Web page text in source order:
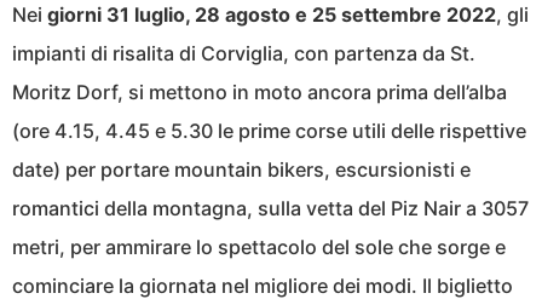
Nei giorni 31 luglio, 28 agosto e 25 settembre 2022, gli
impianti di risalita di Corviglia, con partenza da St.
Moritz Dorf, si mettono in moto ancora prima dell’alba
(ore 4.15, 4.45 e 5.30 le prime corse utili delle rispettive
date) per portare mountain bikers, escursionisti e
romantici della montagna, sulla vetta del Piz Nair a 3057
metri, per ammirare lo spettacolo del sole che sorge e
cominciare la giornata nel migliore dei modi. Il biglietto